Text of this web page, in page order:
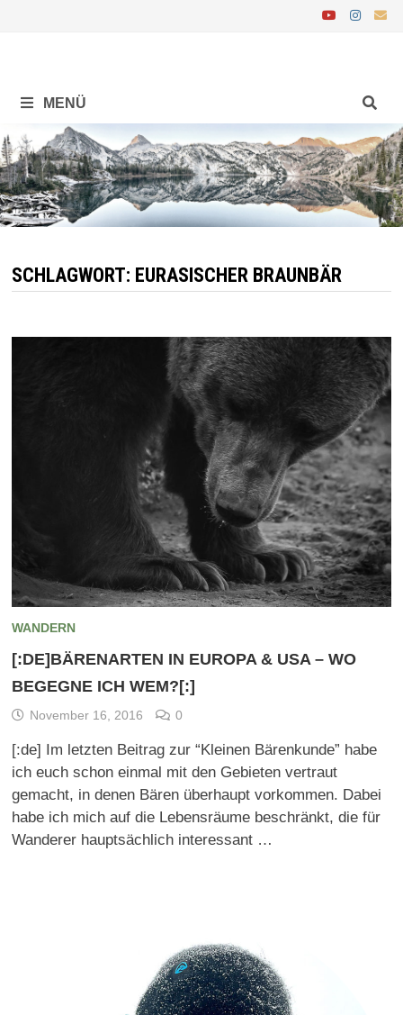
MENÜ
SCHLAGWORT: EURASISCHER BRAUNBÄR
WANDERN
[:DE]BÄRENARTEN IN EUROPA & USA – WO
BEGEGNE ICH WEM?[:]
November 16, 2016 0
[:de] Im letzten Beitrag zur “Kleinen Bärenkunde” habe
ich euch schon einmal mit den Gebieten vertraut
gemacht, in denen Bären überhaupt vorkommen. Dabei
habe ich mich auf die Lebensräume beschränkt, die für
Wanderer hauptsächlich interessant …